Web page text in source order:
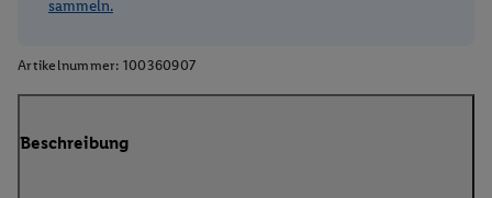
sammeln.
Artikelnummer: 100360907
Beschreibung